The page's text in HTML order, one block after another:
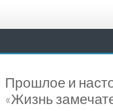
Прошлое и
«Жизнь